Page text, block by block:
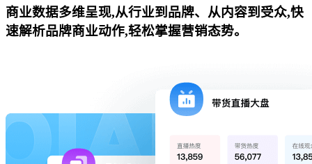
商业数据多维呈现,从行业到品牌、从内容到受众,快
速解析品牌商业动作,轻松掌握营销态势。